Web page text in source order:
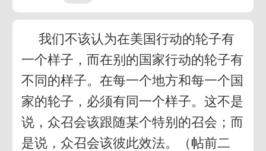
我们不该认为在美国行动的轮子有
一个样子，而在别的国家行动的轮子有
不同的样子。在每一个地方和每一个国
家的轮子，必须有同一个样子。这不是
说，众召会该跟随某个特别的召会；而
是说，众召会该彼此效法。（帖前二